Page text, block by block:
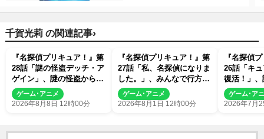
千賀光莉 の関連記事›
『名探偵プリキュア！』第
28話「謎の怪盗デッチ・ア
ゲイン」、謎の怪盗から不
思議な予告状が届く
ゲーム･アニメ
2026年8月8日 12時00分
『名探偵プリキュア！』第
27話「私、名探偵になりま
した。」、みんなで行方不
明のコックを探そう
ゲーム･アニメ
2026年8月1日 12時00分
『名探偵
26話「キ
復活！」
たくれあ
ルに変身！
ゲーム･ア
2026年7月